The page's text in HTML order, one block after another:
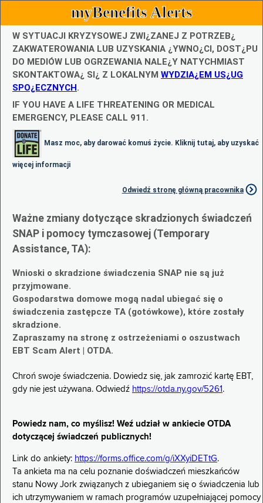
myBenefits Alerts
W SYTUACJI KRYZYSOWEJ ZWI¿ZANEJ Z POTRZEB¿
ZAKWATEROWANIA LUB UZYSKANIA ¿YWNO¿CI, DOST¿PU
DO MEDIÓW LUB OGRZEWANIA NALE¿Y NATYCHMIAST
SKONTAKTOWA¿ SI¿ Z LOKALNYM WYDZIA¿EM US¿UG
SPO¿ECZNYCH.
IF YOU HAVE A LIFE THREATENING OR MEDICAL
EMERGENCY, PLEASE CALL 911.
Masz moc, aby darować komuś życie. Kliknij tutaj, aby uzyskać
więcej informacji
Odwiedź stronę główną pracownika
Ważne zmiany dotyczące skradzionych świadczeń
SNAP i pomocy tymczasowej (Temporary
Assistance, TA):
Wnioski o skradzione świadczenia SNAP nie są już
przyjmowane.
Gospodarstwa domowe mogą nadal ubiegać się o
świadczenia zastępcze TA (gotówkowe), które zostały
skradzione.
Zapraszamy na stronę z ostrzeżeniami o oszustwach
EBT Scam Alert | OTDA.
Chroń swoje świadczenia. Dowiedz się, jak zamrozić kartę EBT,
gdy nie jest używana. Odwiedź https://otda.ny.gov/5261 .
Powiedz nam, co myślisz! Weź udział w ankiecie OTDA
dotyczącej świadczeń publicznych!
Link do ankiety: https://forms.office.com/g/iXXyiDETtG.
Ta ankieta ma na celu poznanie doświadczeń mieszkańców
stanu Nowy Jork związanych z ubieganiem się o świadczenia lub
ich utrzymywaniem w ramach programów uzupełniającej pomocy